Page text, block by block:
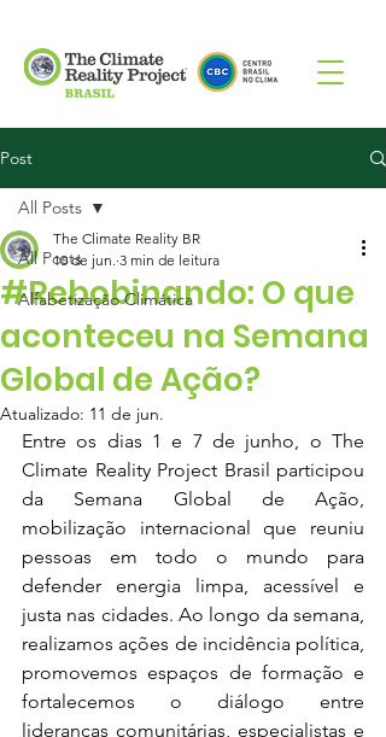
Post
All Posts
Alfabetização Climática
All Posts
#Rebobinando: O que
aconteceu na Semana
Global de Ação?
The Climate Reality BR
10 de jun. 3 min de leitura
Atualizado: 11 de jun.
Entre os dias 1 e 7 de junho, o The
Climate Reality Project Brasil participou
da Semana Global de Ação,
mobilização internacional que reuniu
pessoas em todo o mundo para
defender energia limpa, acessível e
justa nas cidades. Ao longo da semana,
realizamos ações de incidência política,
promovemos espaços de formação e
fortalecemos o diálogo entre
lideranças comunitárias, especialistas e